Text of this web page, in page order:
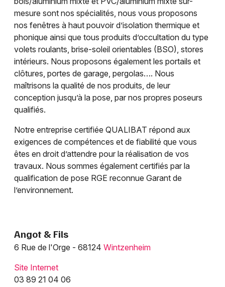
68 - Haut-Rhin
Choisir mes départements
Mon email
Je m'abonne
mesure sont nos spécialités, nous vous proposons
nos fenêtres à haut pouvoir d’isolation thermique et
phonique ainsi que tous produits d’occultation du type
volets roulants, brise-soleil orientables (BSO), stores
intérieurs. Nous proposons également les portails et
clôtures, portes de garage, pergolas…. Nous
maîtrisons la qualité de nos produits, de leur
conception jusqu’à la pose, par nos propres poseurs
qualifiés.
Notre entreprise certifiée QUALIBAT répond aux
exigences de compétences et de fiabilité que vous
êtes en droit d’attendre pour la réalisation de vos
travaux. Nous sommes également certifiés par la
qualification de pose RGE reconnue Garant de
l’environnement.
Angot & Fils
6 Rue de l'Orge - 68124 Wintzenheim
Site Internet
03 89 21 04 06